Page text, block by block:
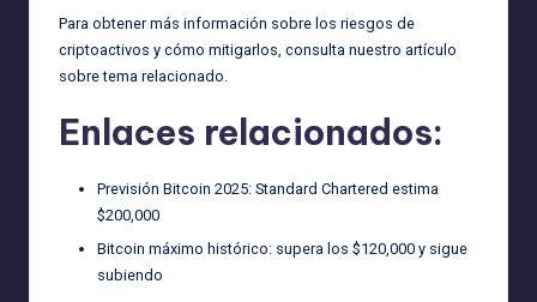
Para obtener más información sobre los riesgos de
criptoactivos y cómo mitigarlos, consulta nuestro artículo
sobretema relacionado.
Enlaces relacionados:
Previsión Bitcoin 2025: Standard Chartered estima
$200,000
Bitcoin máximo histórico: supera los $120,000 y sigue
subiendo